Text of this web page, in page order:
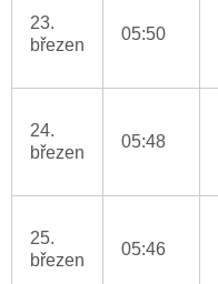
23.
březen
05:50
24.
březen
05:48
25.
březen
05:46